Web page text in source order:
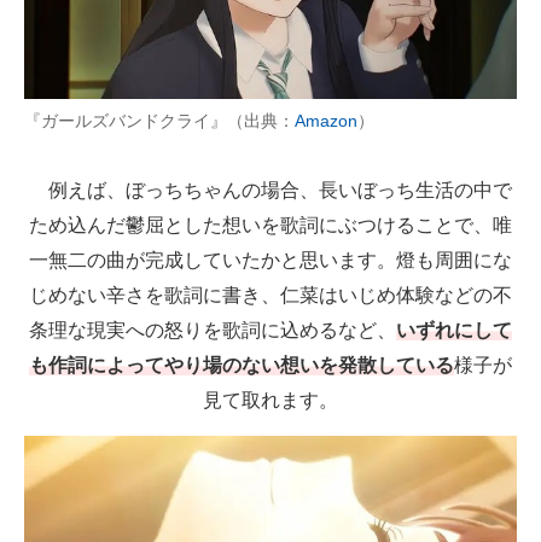
『ガールズバンドクライ』（出典： Amazon）
例えば、ぼっちちゃんの場合、長いぼっち生活の中で
ため込んだ鬱屈とした想いを歌詞にぶつけることで、唯
一無二の曲が完成していたかと思います。燈も周囲にな
じめない辛さを歌詞に書き、仁菜はいじめ体験などの不
条理な現実への怒りを歌詞に込めるなど、 いずれにして
も作詞によってやり場のない想いを発散している様子が
見て取れます。